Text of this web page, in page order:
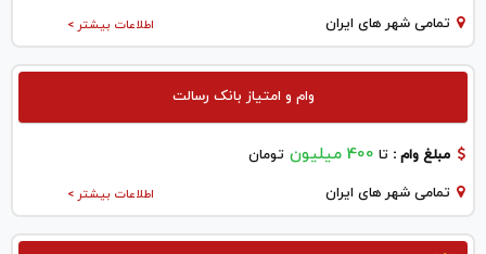
اطلاعات بیشتر > تمامی شهر های ایران
وام و امتیاز بانک رسالت
مبلغ وام : تا 400 میلیون تومان
اطلاعات بیشتر > تمامی شهر های ایران